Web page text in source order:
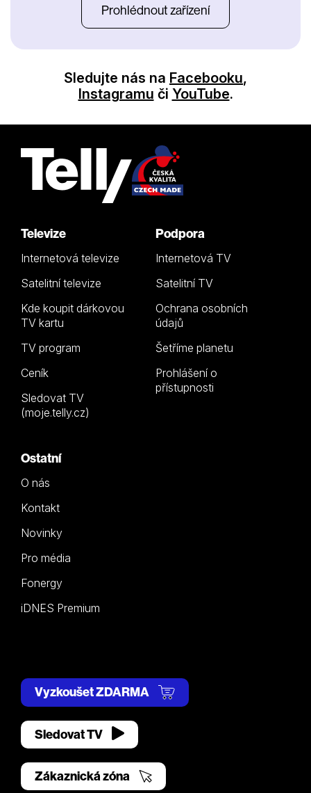
Prohlédnout zařízení
Sledujte nás na Facebooku,
Instagramu či YouTube.
Televize
Internetová televize
Satelitní televize
Kde koupit dárkovou
TV kartu
TV program
Ceník
Sledovat TV
(moje.telly.cz)
Podpora
Internetová TV
Satelitní TV
Ochrana osobních
údajů
Šetříme planetu
Prohlášení o
přístupnosti
Ostatní
O nás
Kontakt
Novinky
Pro média
Fonergy
iDNES Premium
Vyzkoušet ZDARMA
Sledovat TV
Zákaznická zóna